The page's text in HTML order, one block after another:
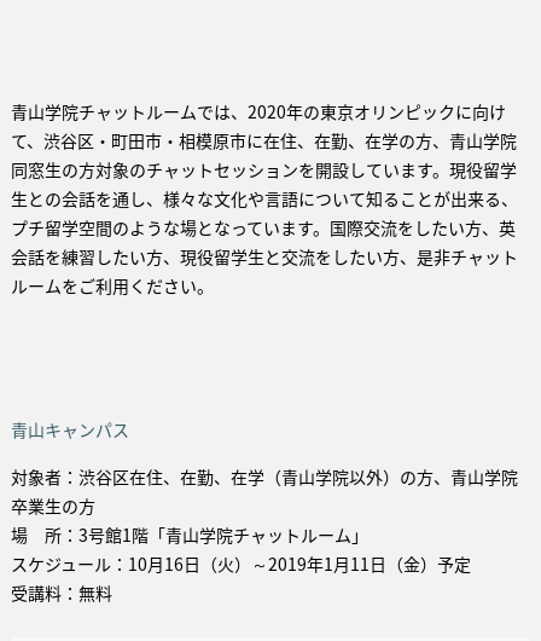
青山学院チャットルームでは、2020年の東京オリンピックに向け
て、渋谷区・町田市・相模原市に在住、在勤、在学の方、青山学院
同窓生の方対象のチャットセッションを開設しています。現役留学
生との会話を通し、様々な文化や言語について知ることが出来る、
プチ留学空間のような場となっています。国際交流をしたい方、英
会話を練習したい方、現役留学生と交流をしたい方、是非チャット
ルームをご利用ください。
青山キャンパス
対象者：渋谷区在住、在勤、在学（青山学院以外）の方、青山学院
卒業生の方
場 所：3号館1階「青山学院チャットルーム」
スケジュール：10月16日（火）～2019年1月11日（金）予定
受講料：無料